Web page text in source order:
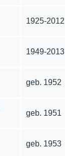
1925-2012
1949-2013
geb. 1952
geb. 1951
geb. 1953